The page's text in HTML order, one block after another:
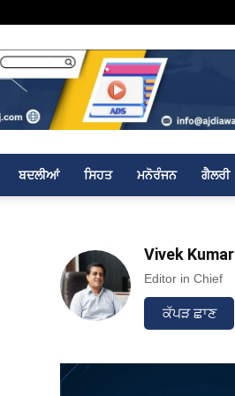
ਬਦਲੀਆਂ ਸਿਹਤ ਮਨੋਰੰਜਨ ਗੈਲਰੀ
Vivek Kumar
Editor in Chief
ਕੱਪੜ ਛਾਣ